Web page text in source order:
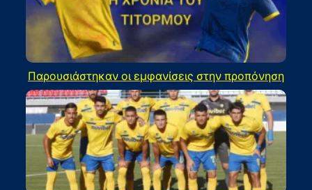
Παρουσιάστηκαν οι εμφανίσεις στην προπόνηση